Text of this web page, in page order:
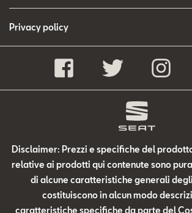
Privacy policy
Disclaimer: Prezzi e specifiche del
relative ai prodotti qui contenute sono
di alcune caratteristiche generali
costituiscono in alcun modo
caratteristiche specifiche da parte del